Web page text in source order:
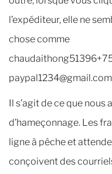
l’expéditeur, elle ne
chose comme
Il s’agit de ce que
d’hameçonnage. Les
ligne à pêche et
conçoivent des